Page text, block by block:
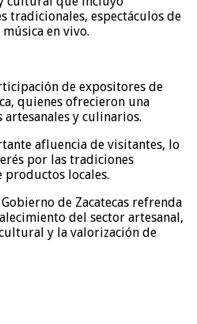
tradicionales, espectáculos de
en vivo.
de expositores de
quienes ofrecieron una
y culinarios.
afluencia de visitantes, lo
por las tradiciones
productos locales.
de Zacatecas refrenda
del sector artesanal,
y la valorización de